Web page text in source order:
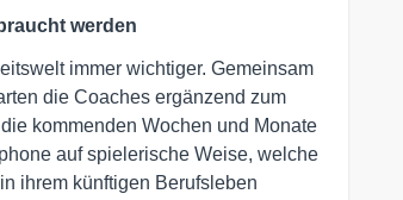
werden
immer wichtiger. Gemeinsam
die Coaches ergänzend zum
kommenden Wochen und Monate
auf spielerische Weise, welche
ihrem künftigen Berufsleben